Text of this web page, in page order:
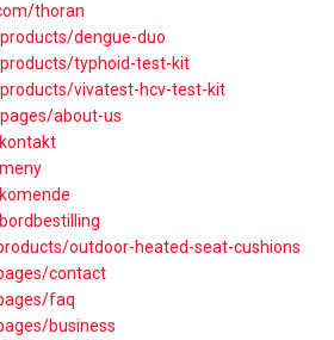
thoran
dengue-duo
typhoid-test-kit
vivatest-hcv-test-kit
about-us
outdoor-heated-seat-cushions
contact
faq
business